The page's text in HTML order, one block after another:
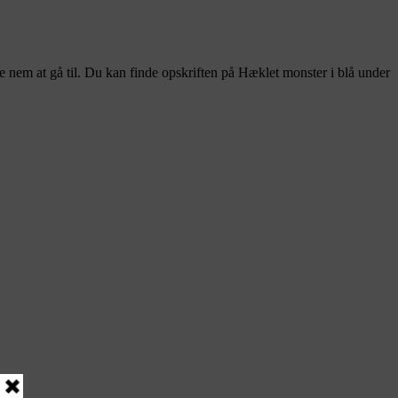
nem at gå til. Du kan finde opskriften på Hæklet monster i blå under